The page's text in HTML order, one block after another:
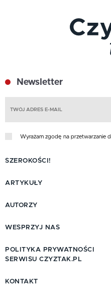
Newsletter
Wyrażam zgodę na przetwarzanie
SZEROKOŚCI!
ARTYKUŁY
AUTORZY
WESPRZYJ NAS
POLITYKA PRYWATNOŚCI
SERWISU CZYZTAK.PL
KONTAKT